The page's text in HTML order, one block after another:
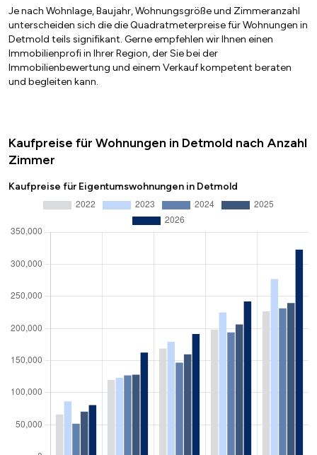
Je nach Wohnlage, Baujahr, Wohnungsgröße und Zimmeranzahl
unterscheiden sich die die Quadratmeterpreise für Wohnungen in
Detmold teils signifikant. Gerne empfehlen wir Ihnen einen
Immobilienprofi in Ihrer Region, der Sie bei der
Immobilienbewertung und einem Verkauf kompetent beraten
und begleiten kann.
Kaufpreise für Wohnungen in Detmold nach Anzahl
Zimmer
Kaufpreise für Eigentumswohnungen in Detmold